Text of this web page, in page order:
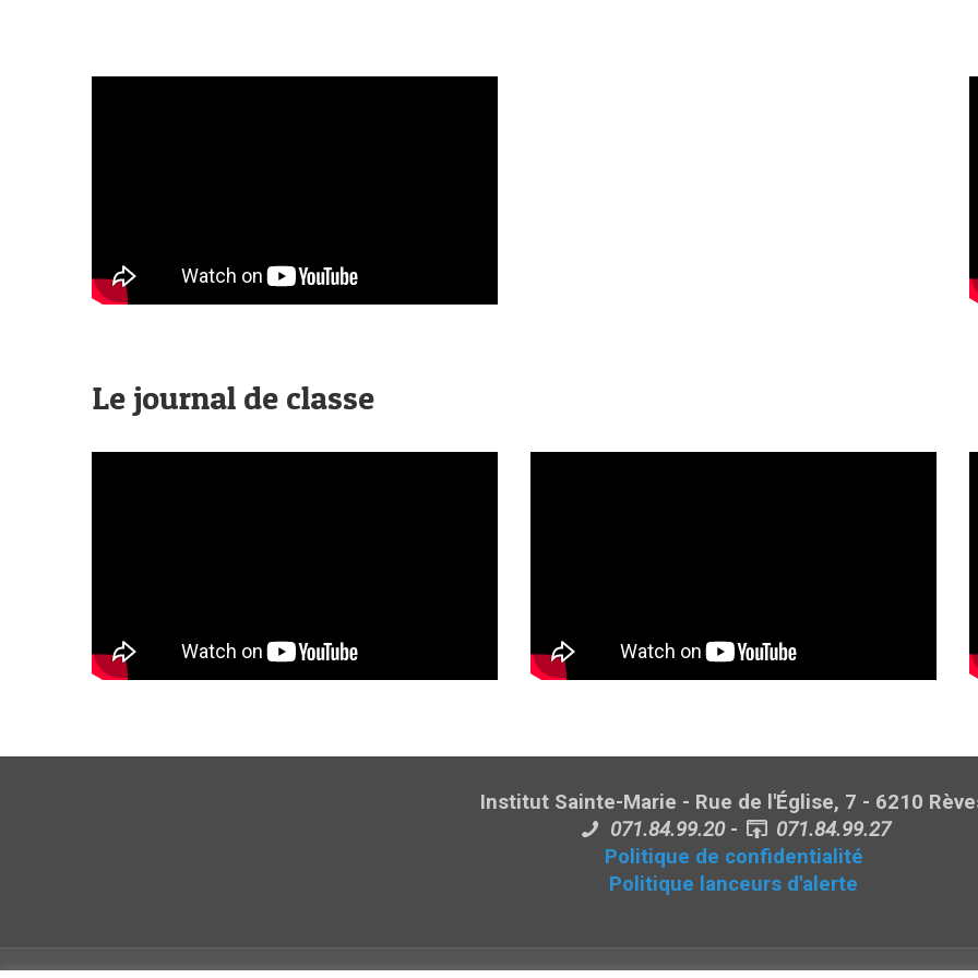
Le journal de classe
Institut Sainte-Marie - Rue de l'Église, 7 - 6210
071.84.99.20 -
071.84.99.27
Politique de confidentialité
Politique lanceurs d'alerte